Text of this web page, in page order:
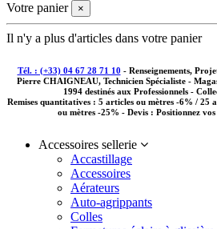
Votre panier
×
Il n'y a plus d'articles dans votre panier
Tél. : (+33) 04 67 28 71 10 - Renseignements,
Pierre CHAIGNEAU, Technicien Spécialiste -
1994 destinés aux Professionnels -
Remises quantitatives : 5 articles ou mètres -6% / 25
ou mètres -25% - Devis : Positionnez
Accessoires sellerie
Accastillage
Accessoires
Aérateurs
Auto-agrippants
Colles